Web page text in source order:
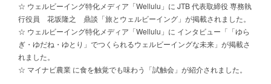
☆ ウェルビーイング特化メディア「Wellulu」に JTB 代表取締役 専務執
行役員 花坂隆之 鼎談「旅とウェルビーイング」が掲載されました。
☆ ウェルビーイング特化メディア「Wellulu」に インタビュー「「ゆら
ぎ・ゆだね・ゆとり」でつくられるウェルビーイングな未来」が掲載さ
れました。
☆ マイナビ農業 に食を触覚でも味わう「試触会」が紹介されました。